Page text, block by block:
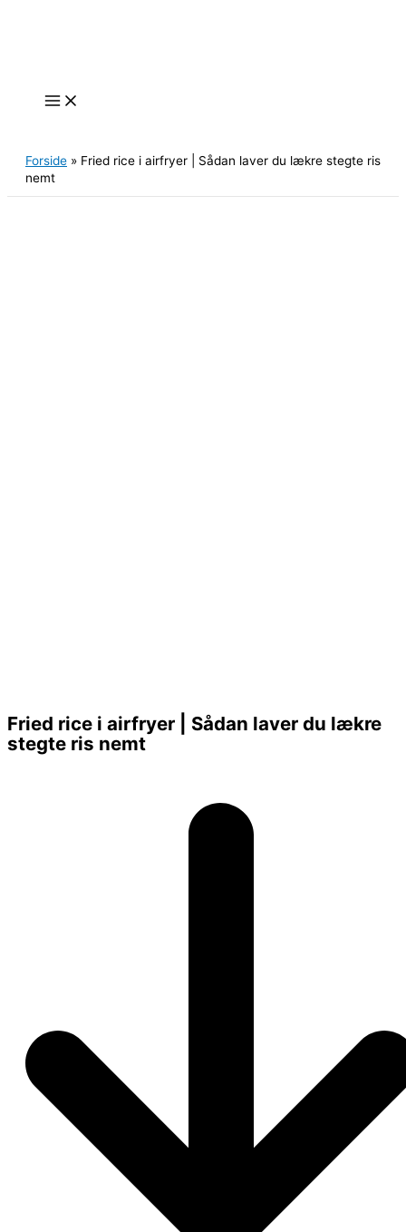
Forside » Fried rice i airfryer | Sådan laver du lækre stegte ris
nemt
Fried rice i airfryer | Sådan laver du lækre
stegte ris nemt